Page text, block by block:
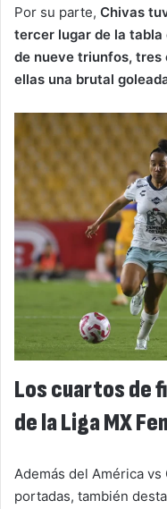
Por su parte, Chivas
tercer lugar de la
de nueve triunfos,
ellas una brutal
Los cuartos de
de la Liga MX
Además del América
portadas, también